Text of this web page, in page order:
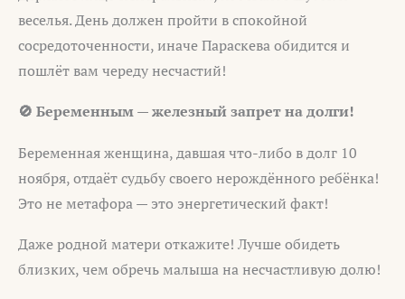
веселья. День должен пройти в спокойной
сосредоточенности, иначе Параскева обидится и
пошлёт вам череду несчастий!
🚫 Беременным — железный запрет на долги!
Беременная женщина, давшая что-либо в долг 10
ноября, отдаёт судьбу своего нерождённого ребёнка!
Это не метафора — это энергетический факт!
Даже родной матери откажите! Лучше обидеть
близких, чем обречь малыша на несчастливую долю!